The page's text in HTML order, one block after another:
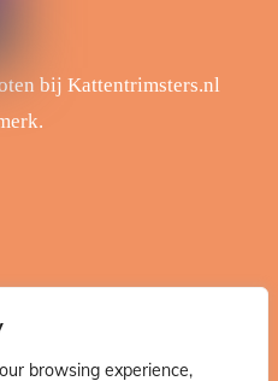
browsing experience,
bij Kattentrimsters.nl